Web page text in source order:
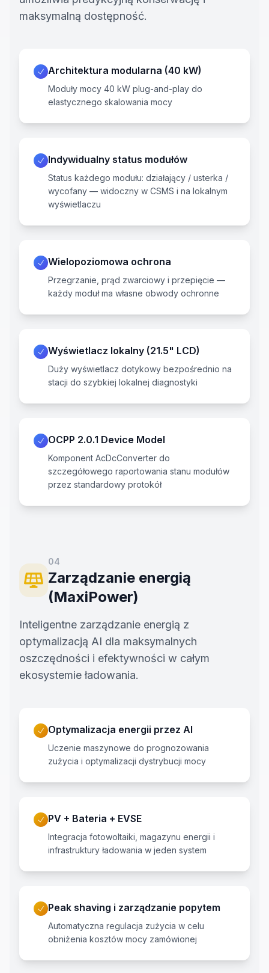
maksymalną dostępność.
Architektura modularna (40 kW)
Moduły mocy 40 kW plug-and-play do
elastycznego skalowania mocy
Indywidualny status modułów
Status każdego modułu: działający / usterka /
wycofany — widoczny w CSMS i na lokalnym
wyświetlaczu
Wielopoziomowa ochrona
Przegrzanie, prąd zwarciowy i przepięcie —
każdy moduł ma własne obwody ochronne
Wyświetlacz lokalny (21.5" LCD)
Duży wyświetlacz dotykowy bezpośrednio na
stacji do szybkiej lokalnej diagnostyki
OCPP 2.0.1 Device Model
Komponent AcDcConverter do
szczegółowego raportowania stanu modułów
przez standardowy protokół
04
Zarządzanie energią
(MaxiPower)
Inteligentne zarządzanie energią z
optymalizacją AI dla maksymalnych
oszczędności i efektywności w całym
ekosystemie ładowania.
Optymalizacja energii przez AI
Uczenie maszynowe do prognozowania
zużycia i optymalizacji dystrybucji mocy
PV + Bateria + EVSE
Integracja fotowoltaiki, magazynu energii i
infrastruktury ładowania w jeden system
Peak shaving i zarządzanie popytem
Automatyczna regulacja zużycia w celu
obniżenia kosztów mocy zamówionej